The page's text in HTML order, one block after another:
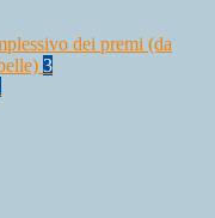
dei premi (da
3